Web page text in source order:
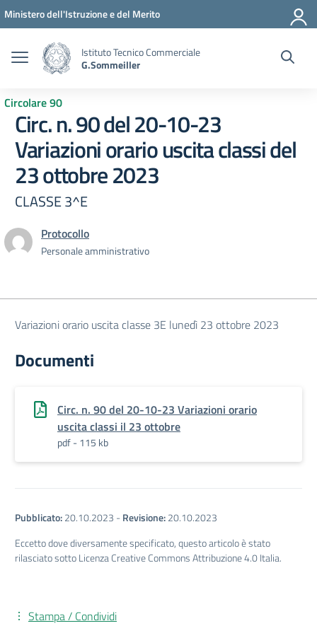
Vai ai contenuti
Vai al menu di navigazione
Vai al footer
Ministero dell'Istruzione e del Merito
Istituto Tecnico Commerciale
G.Sommeiller
Circolare 90
Circ. n. 90 del 20-10-23
Variazioni orario uscita classi del
23 ottobre 2023
CLASSE 3^E
Protocollo
Personale amministrativo
Variazioni orario uscita classe 3E lunedì 23 ottobre 2023
Documenti
Circ. n. 90 del 20-10-23 Variazioni orario
uscita classi il 23 ottobre
pdf - 115 kb
Pubblicato:20.10.2023 -Revisione:20.10.2023
Eccetto dove diversamente specificato, questo articolo è stato
rilasciato sotto Licenza Creative Commons Attribuzione 4.0 Italia.
Stampa / Condividi